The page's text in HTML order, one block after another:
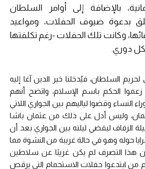
بالإضافة إلى أوامر السلطان
بدعوة ضيوف الحفلات، ومواعيد
وكانت تلك الحفلات -رغم تكلفتها
دوري.
السلطان، فيُدخلنا خير الدين آغا إليه
الحكم باسم الإسلام، واتضح أنهم
النساء وقضوا لياليهم بين الجواري اللاتي
وليس أدل على ذلك من عثمان باشا
الزفاف ليقضي ليلته بين الجواري بعد أن
حوله وهو في حالة غريبة من النشوة مما
هذا التصرف لم يكن غريبًا عن سلاطين
من ابتدعوا حفلات الاستحمام التي يرقص